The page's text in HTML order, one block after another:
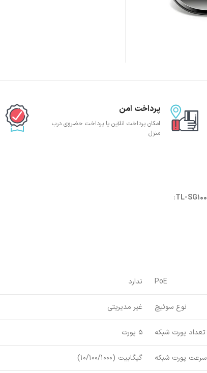
پرداخت امن
امکان پرداخت انلاین یا پرداخت حضروی درب
منزل
:
PoE ندارد
نوع سوئیچ غیر مدیریتی
تعداد پورت شبکه 5 پورت
سرعت پورت شبکه گیگابیت (10/100/1000)